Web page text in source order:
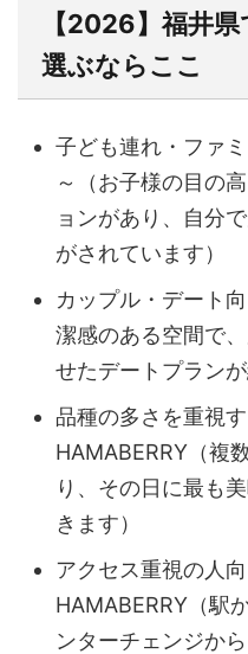
【2026】福井
選ぶならここ
子ども連れ・ファ
～（お子様の目の
ョンがあり、自分
がされています）
カップル・デート
潔感のある空間で
せたデートプラン
品種の多さを重視
HAMABERRY（複
り、その日に最も
きます）
アクセス重視の人
HAMABERRY（駅
ンターチェンジか